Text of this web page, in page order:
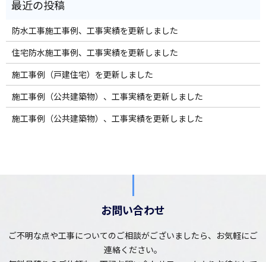
防水工事施工事例、工事実績を更新しました
住宅防水施工事例、工事実績を更新しました
施工事例（戸建住宅）を更新しました
施工事例（公共建築物）、工事実績を更新しました
施工事例（公共建築物）、工事実績を更新しました
お問い合わせ
ご不明な点や工事についてのご相談がございましたら、お気軽にご
連絡ください。